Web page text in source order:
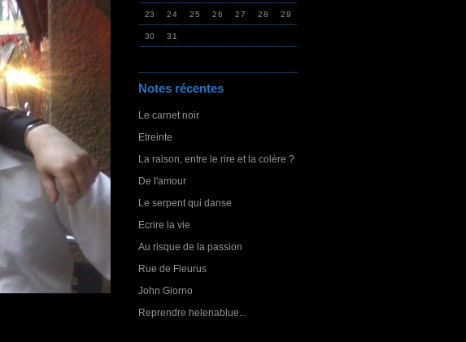
23 24 25 26 27 28 29
30 31
Notes récentes
Le carnet noir
Etreinte
La raison, entre le rire et la colère ?
De l'amour
Le serpent qui danse
Ecrire la vie
Au risque de la passion
Rue de Fleurus
John Giorno
Reprendre helenablue...